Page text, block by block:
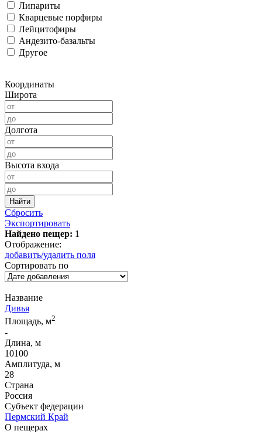
Липариты
Кварцевые порфиры
Лейцитофиры
Андезито-базальты
Другое
Координаты
Широта
Долгота
Высота входа
Сбросить
Экспортировать
Найдено пещер: 1
Отображение:
добавить/удалить поля
Сортировать по
Название
Дивья
Площадь, м2
-
Длина, м
10100
Амплитуда, м
28
Страна
Россия
Субъект федерации
Пермский Край
О пещерах